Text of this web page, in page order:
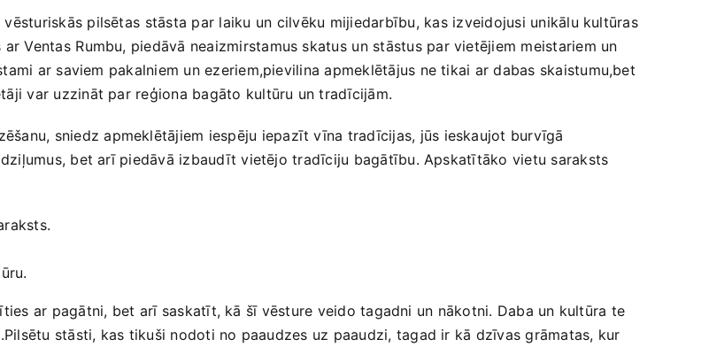
pilsētas⁤ stāsta par laiku ⁢un cilvēku mijiedarbību,⁤ kas izveidojusi unikālu‍ kultūras
Ventas⁤ Rumbu, piedāvā neaizmirstamus skatus ⁣un ‍stāstus par vietējiem meistariem un
ar saviem ​pakalniem un ezeriem,pievilina apmeklētājus ne tikai ar dabas skaistumu,bet
var uzzināt ​par reģiona bagāto kultūru‌ un tradīcijām.
sniedz apmeklētājiem iespēju iepazīt vīna tradīcijas, jūs ieskaujot burvīgā
bet arī piedāvā izbaudīt vietējo tradīciju bagātību. Apskatītāko ​vietu saraksts
ar pagātni,‍ bet arī saskatīt, kā šī vēsture‌ veido tagadni un ​nākotni. Daba un kultūra‌ te
stāsti,‌ kas tikuši nodoti no paaudzes‍ uz paaudzi, tagad ir kā‌ dzīvas grāmatas, kur